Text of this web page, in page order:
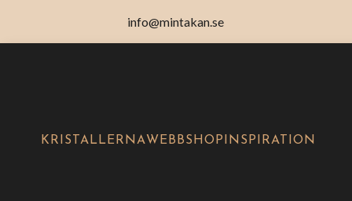
info@mintakan.se
KRISTALLERNAWEBBSHOP INSPIRATION